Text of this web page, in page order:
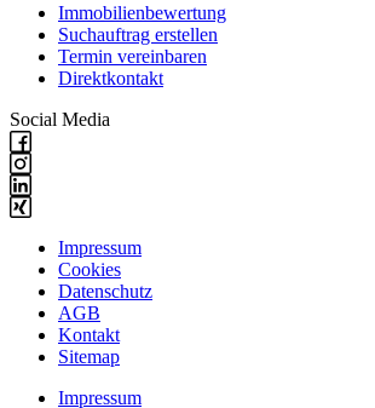
Immobilienbewertung
Suchauftrag erstellen
Termin vereinbaren
Direktkontakt
Social Media
Impressum
Cookies
Datenschutz
AGB
Kontakt
Sitemap
Impressum